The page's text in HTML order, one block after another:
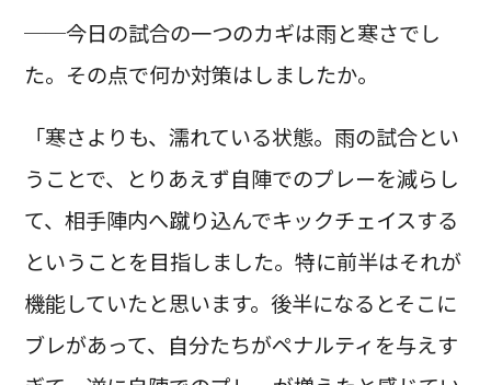
──今日の試合の一つのカギは雨と寒さでし
た。その点で何か対策はしましたか。
「寒さよりも、濡れている状態。雨の試合とい
うことで、とりあえず自陣でのプレーを減らし
て、相手陣内へ蹴り込んでキックチェイスする
ということを目指しました。特に前半はそれが
機能していたと思います。後半になるとそこに
ブレがあって、自分たちがペナルティを与えす